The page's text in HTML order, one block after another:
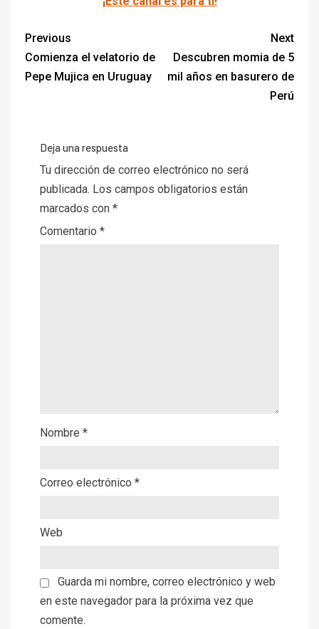
Previous
Comienza el velatorio de
Pepe Mujica en Uruguay
Next
Descubren momia de 5
mil años en basurero de
Perú
Deja una respuesta
Tu dirección de correo electrónico no será
publicada. Los campos obligatorios están
marcados con *
Comentario *
Nombre *
Correo electrónico *
Web
Guarda mi nombre, correo electrónico y web
en este navegador para la próxima vez que
comente.